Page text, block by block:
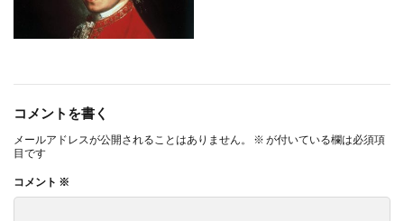
コメントを書く
メールアドレスが公開されることはありません。 ※ が付いている欄は必須項
目です
コメント ※